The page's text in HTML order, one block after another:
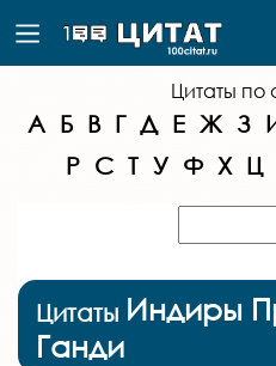
Цитаты по
А Б В Г Д Е Ж З
Р С Т У Ф Х Ц
Цитаты Индиры
Ганди